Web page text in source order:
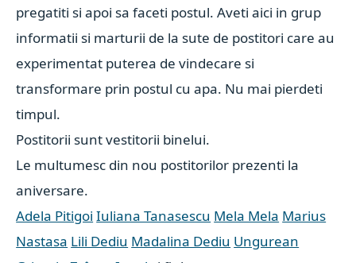
pregatiti si apoi sa faceti postul. Aveti aici in grup
informatii si marturii de la sute de postitori care au
experimentat puterea de vindecare si
transformare prin postul cu apa. Nu mai pierdeti
timpul.
Postitorii sunt vestitorii binelui.
Le multumesc din nou postitorilor prezenti la
aniversare.
Adela Pitigoi Iuliana Tanasescu Mela Mela Marius
Nastasa Lili Dediu Madalina Dediu Ungurean